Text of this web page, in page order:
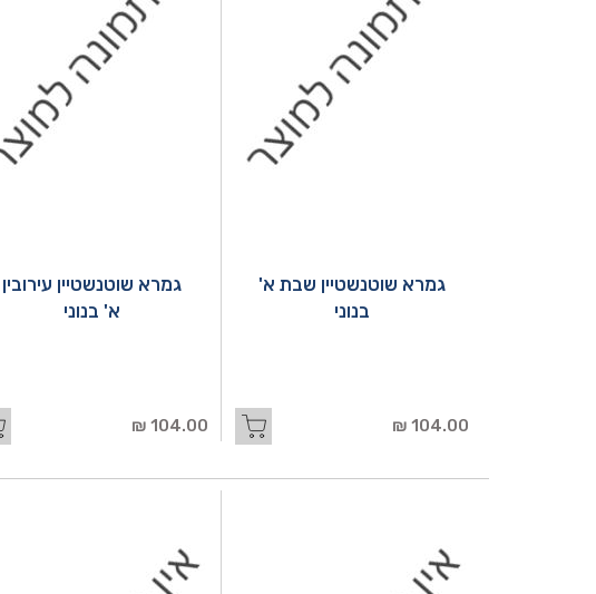
גמרא שוטנשטיין שבת א'
בנוני
104.00 ₪
גמרא שוטנשטיין עירובין
א' בנוני
104.00 ₪